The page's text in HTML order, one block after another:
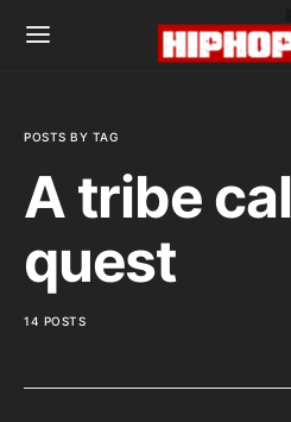
POSTS BY TAG
A tribe
quest
14 POSTS